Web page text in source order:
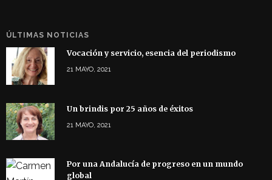
ÚLTIMAS NOTICIAS
Vocación y servicio, esencia del periodismo
21 MAYO, 2021
Un brindis por 25 años de éxitos
21 MAYO, 2021
Por una Andalucía de progreso en un mundo
global